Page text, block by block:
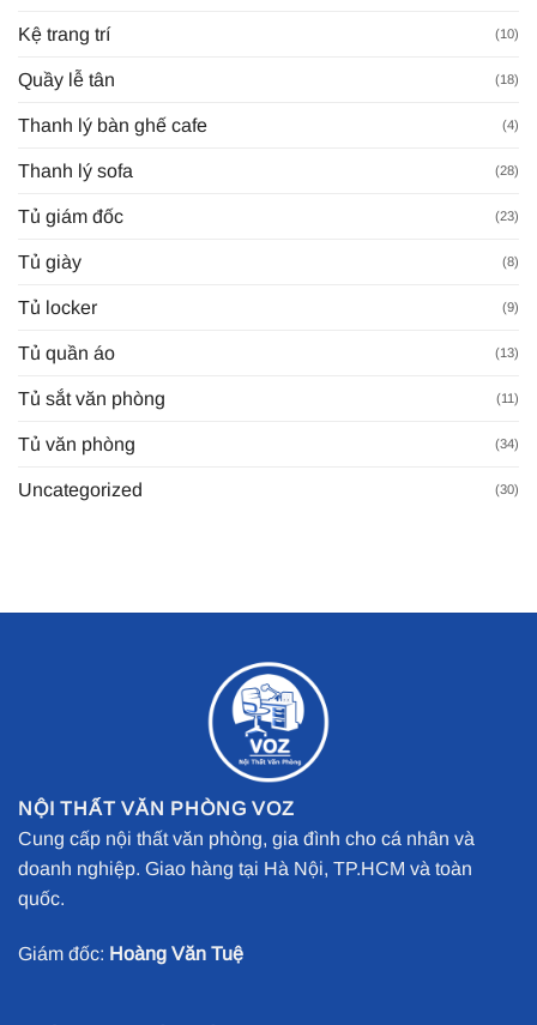
Kệ trang trí (10)
Quầy lễ tân (18)
Thanh lý bàn ghế cafe (4)
Thanh lý sofa (28)
Tủ giám đốc (23)
Tủ giày (8)
Tủ locker (9)
Tủ quần áo (13)
Tủ sắt văn phòng (11)
Tủ văn phòng (34)
Uncategorized (30)
NỘI THẤT VĂN PHÒNG VOZ
Cung cấp nội thất văn phòng, gia đình cho cá nhân và
doanh nghiệp. Giao hàng tại Hà Nội, TP.HCM và toàn
quốc.
Giám đốc: Hoàng Văn Tuệ